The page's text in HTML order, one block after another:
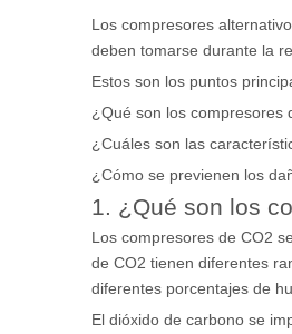
Los compresores
deben tomarse durante la
Estos son los puntos
¿Qué son los compresores
¿Cuáles son las
¿Cómo se previenen los
1. ¿Qué son los
Los compresores de CO2
de CO2 tienen diferentes
diferentes porcentajes de
El dióxido de carbono se